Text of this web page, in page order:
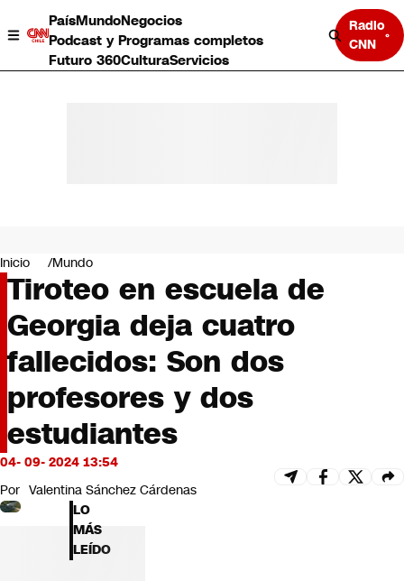
PaísMundoNegocios
Podcast y Programas completos
Futuro 360CulturaServicios
Radio
CNN
Negocios
Deportes
Programas completos
Cultura
Servicios
Bits
CNN tiempo
Futuro 360
Opinión
Inicio Mundo
Tiroteo en escuela de
Georgia deja cuatro
fallecidos: Son dos
profesores y dos
estudiantes
04- 09- 2024 13:54
Por Valentina Sánchez Cárdenas
LO
MÁS
LEÍDO